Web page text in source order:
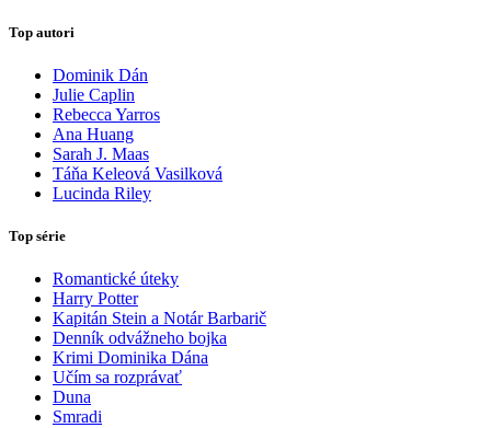
Top autori
Dominik Dán
Julie Caplin
Rebecca Yarros
Ana Huang
Sarah J. Maas
Táňa Keleová Vasilková
Lucinda Riley
Top série
Romantické úteky
Harry Potter
Kapitán Stein a Notár Barbarič
Denník odvážneho bojka
Krimi Dominika Dána
Učím sa rozprávať
Duna
Smradi